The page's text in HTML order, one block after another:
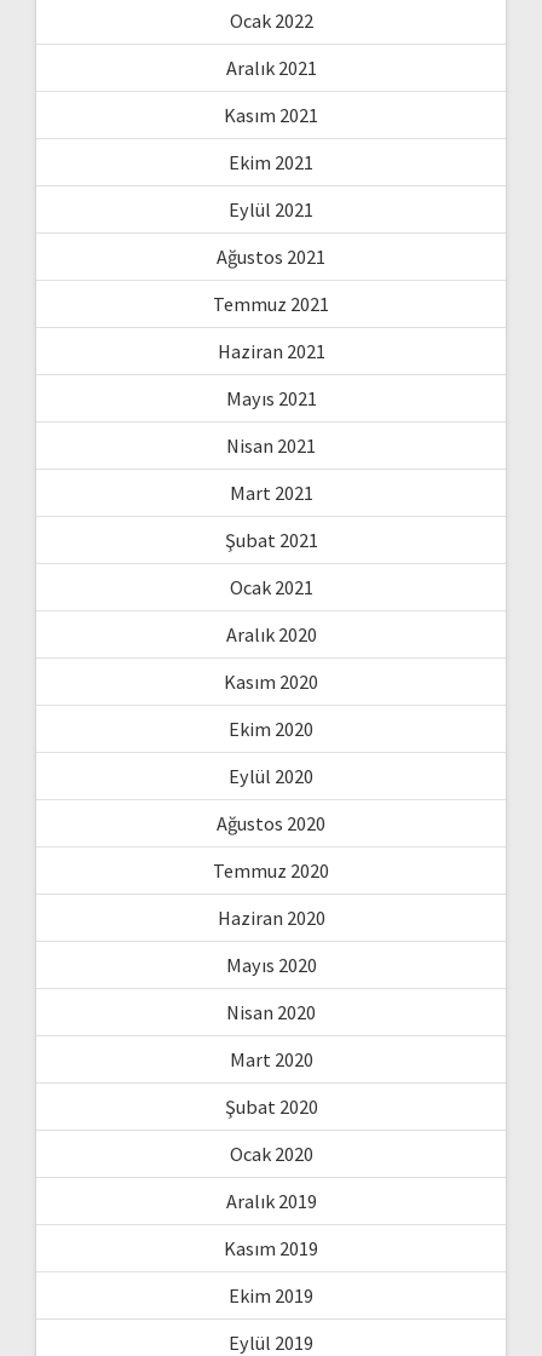
Ocak 2022
Aralık 2021
Kasım 2021
Ekim 2021
Eylül 2021
Ağustos 2021
Temmuz 2021
Haziran 2021
Mayıs 2021
Nisan 2021
Mart 2021
Şubat 2021
Ocak 2021
Aralık 2020
Kasım 2020
Ekim 2020
Eylül 2020
Ağustos 2020
Temmuz 2020
Haziran 2020
Mayıs 2020
Nisan 2020
Mart 2020
Şubat 2020
Ocak 2020
Aralık 2019
Kasım 2019
Ekim 2019
Eylül 2019